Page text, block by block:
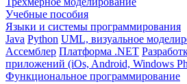
Учебные пособия
Языки и системы программирования
Java Python UML, визуальное
Ассемблер Платформа .NET
приложений (iOs, Android, Windows
Функциональное программирование